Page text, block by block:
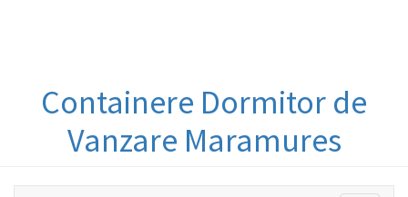
Containere Dormitor de
Vanzare Maramures